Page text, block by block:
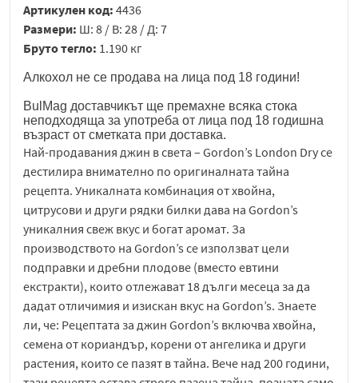
Артикулен код: 4436
Размери: Ш: 8 / В: 28 / Д: 7
Бруто тегло: 1.190 кг
Алкохол не се продава на лица под 18 години!
BulMag доставчикът ще премахне всяка стока
неподходяща за употреба от лица под 18 годишна
възраст от сметката при доставка.
Най-продавания джин в света – Gordon’s London Dry се
дестилира внимателно по оригиналната тайна
рецепта. Уникалната комбинация от хвойна,
цитрусови и други рядки билки дава на Gordon’s
уникалния свеж вкус и богат аромат. За
производството на Gordon’s се използват цели
подправки и дребни плодове (вместо евтини
екстракти), които отлежават 18 дълги месеца за да
дадат отличимия и изискан вкус на Gordon’s. Знаете
ли, че: Рецептата за джин Gordon’s включва хвойна,
семена от кориандър, корени от ангелика и други
растения, които се пазят в тайна. Вече над 200 години,